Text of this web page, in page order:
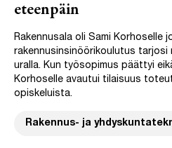
eteenpäin
Rakennusala oli Sami Korhoselle
rakennusinsinöörikoulutus tarjosi
uralla. Kun työsopimus päättyi
Korhoselle avautui tilaisuus
opiskeluista.
Rakennus- ja